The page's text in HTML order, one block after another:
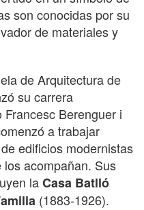
son conocidas por su
de materiales y
de Arquitectura de
su carrera
Berenguer i
a trabajar
edificios modernistas
acompañan. Sus
laCasa Batlló
(1883-1926).